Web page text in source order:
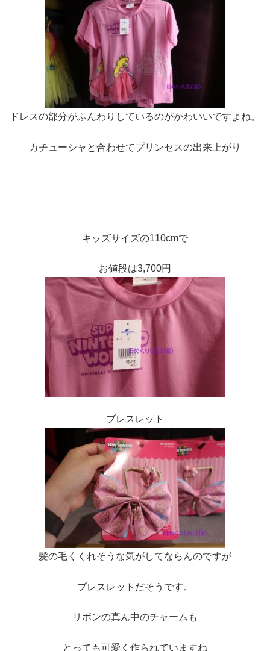
ドレスの部分がふんわりしているのがかわいいですよね。
カチューシャと合わせてプリンセスの出来上がり
キッズサイズの110cmで
お値段は3,700円
ブレスレット
髪の毛くくれそうな気がしてならんのですが
ブレスレットだそうです。
リボンの真ん中のチャームも
とっても可愛く作られていますね